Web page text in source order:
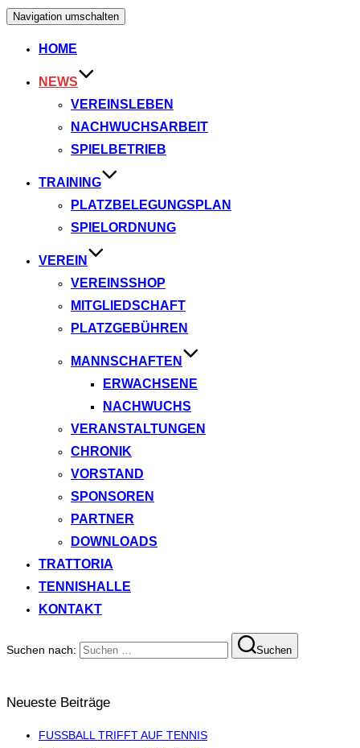
Navigation umschalten
HOME
NEWS
VEREINSLEBEN
NACHWUCHSARBEIT
SPIELBETRIEB
TRAINING
PLATZBELEGUNGSPLAN
SPIELORDNUNG
VEREIN
VEREINSSHOP
MITGLIEDSCHAFT
PLATZGEBÜHREN
MANNSCHAFTEN
ERWACHSENE
NACHWUCHS
VERANSTALTUNGEN
CHRONIK
VORSTAND
SPONSOREN
PARTNER
DOWNLOADS
TRATTORIA
TENNISHALLE
KONTAKT
Suchen nach: Suchen
Neueste Beiträge
FUSSBALL TRIFFT AUF TENNIS